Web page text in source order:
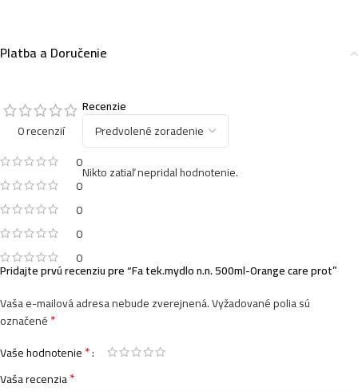
Platba a Doručenie
0 recenzií
0
0
0
0
0
Recenzie
Nikto zatiaľ nepridal hodnotenie.
Pridajte prvú recenziu pre “Fa tek.mydlo n.n. 500ml-Orange care prot”
Vaša e-mailová adresa nebude zverejnená.Vyžadované polia sú
označené*
Vaše hodnotenie*
Vaša recenzia*